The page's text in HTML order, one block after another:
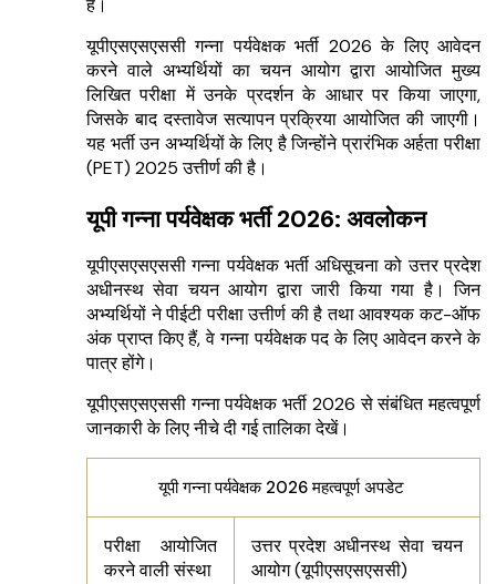
है।
यूपीएसएसएससी गन्ना पर्यवेक्षक भर्ती 2026 के लिए आवेदन
करने वाले अभ्यर्थियों का चयन आयोग द्वारा आयोजित मुख्य
लिखित परीक्षा में उनके प्रदर्शन के आधार पर किया जाएगा,
जिसके बाद दस्तावेज सत्यापन प्रक्रिया आयोजित की जाएगी।
यह भर्ती उन अभ्यर्थियों के लिए है जिन्होंने प्रारंभिक अर्हता परीक्षा
(PET) 2025 उत्तीर्ण की है।
यूपी गन्ना पर्यवेक्षक भर्ती 2026: अवलोकन
यूपीएसएसएससी गन्ना पर्यवेक्षक भर्ती अधिसूचना को उत्तर प्रदेश
अधीनस्थ सेवा चयन आयोग द्वारा जारी किया गया है। जिन
अभ्यर्थियों ने पीईटी परीक्षा उत्तीर्ण की है तथा आवश्यक कट-ऑफ
अंक प्राप्त किए हैं, वे गन्ना पर्यवेक्षक पद के लिए आवेदन करने के
पात्र होंगे।
यूपीएसएसएससी गन्ना पर्यवेक्षक भर्ती 2026 से संबंधित महत्वपूर्ण
जानकारी के लिए नीचे दी गई तालिका देखें।
यूपी गन्ना पर्यवेक्षक 2026 महत्वपूर्ण अपडेट
परीक्षा आयोजित
करने वाली संस्था
उत्तर प्रदेश अधीनस्थ सेवा चयन
आयोग (यूपीएसएसएससी)